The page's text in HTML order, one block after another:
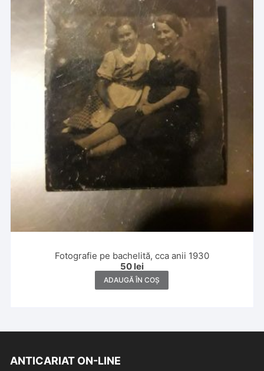
Fotografie pe bachelită, cca anii 1930
50 lei
ADAUGĂ ÎN COȘ
ANTICARIAT ON-LINE